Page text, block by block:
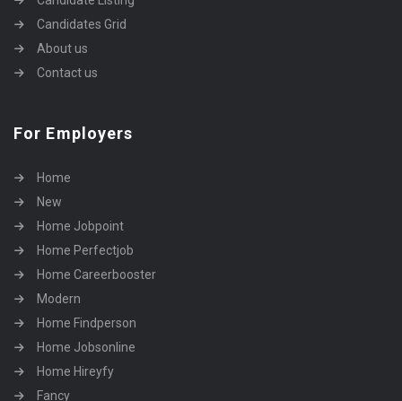
Candidates Grid
About us
Contact us
For Employers
Home
New
Home Jobpoint
Home Perfectjob
Home Careerbooster
Modern
Home Findperson
Home Jobsonline
Home Hireyfy
Fancy